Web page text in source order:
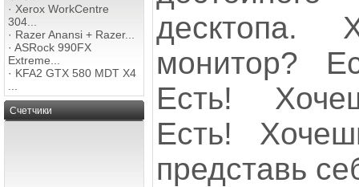
· Xerox WorkCentre
304...
· Razer Anansi + Razer...
· ASRock 990FX
Extreme...
· KFA2 GTX 580 MDT X4
Счетчики
десктопа.
монитор?
Есть!
Есть!
представь